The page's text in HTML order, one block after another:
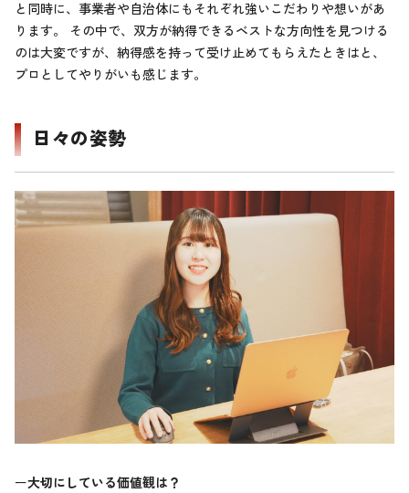
と同時に、事業者や自治体にもそれぞれ強いこだわりや想いがあ
ります。 その中で、双方が納得できるベストな方向性を見つける
のは大変ですが、納得感を持って受け止めてもらえたときはと、
プロとしてやりがいも感じます。
日々の姿勢
ー大切にしている価値観は？